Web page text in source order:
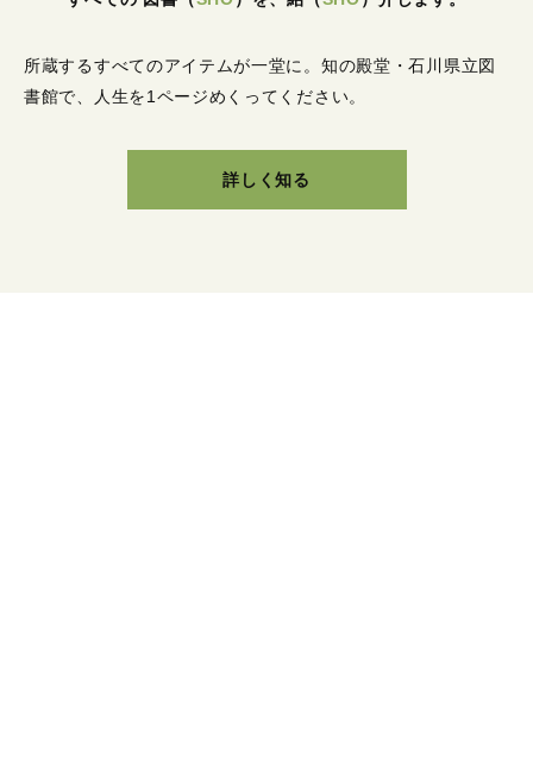
所蔵するすべてのアイテムが一堂に。 知の殿堂・石川県立図
書館で、人生を1ページめくってください。
詳しく知る